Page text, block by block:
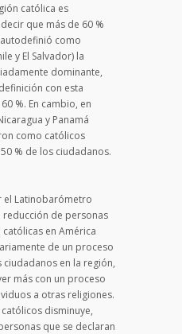
católica es
que más de 60 %
como
y El Salvador) la
dominante,
con esta
%. En cambio, en
y Panamá
como católicos
% de los ciudadanos.
el Latinobarómetro
reducción de personas
en América
de un proceso
en la región,
más con un proceso
a otras religiones.
disminuye,
que se declaran